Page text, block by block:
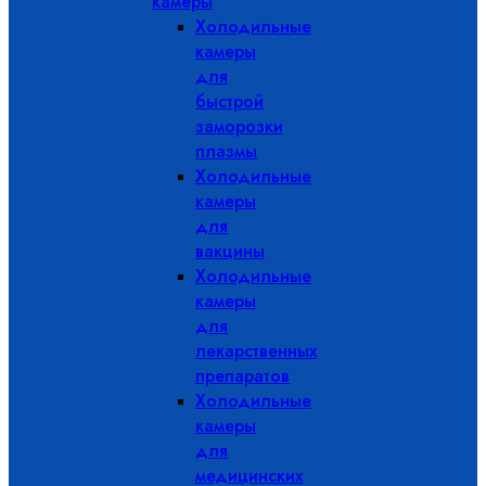
Холодильные
камеры
для
быстрой
заморозки
плазмы
Холодильные
камеры
для
вакцины
Холодильные
камеры
для
лекарственных
препаратов
Холодильные
камеры
для
медицинских